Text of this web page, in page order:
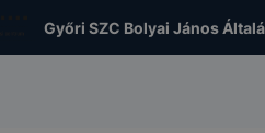
Győri SZC Bolyai János